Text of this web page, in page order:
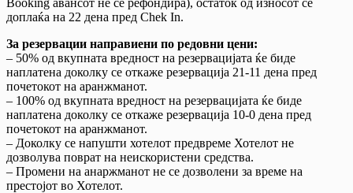
доплаќа на 22 дена пред Chek In.
За резервации направиени по редовни цени:
– 50% од вкупната вредност на резервацијата ќе биде
наплатена доколку се откаже резервација 21-11 дена пред
почетокот на аранжманот.
– 100% од вкупната вредност на резервацијата ќе биде
наплатена доколку се откаже резервација 10-0 дена пред
почетокот на аранжманот.
– Доколку се напушти хотелот предвреме Хотелот не
дозволува поврат на неискористени средства.
– Промени на анаржманот не се дозволени за време на
престојот во Хотелот.